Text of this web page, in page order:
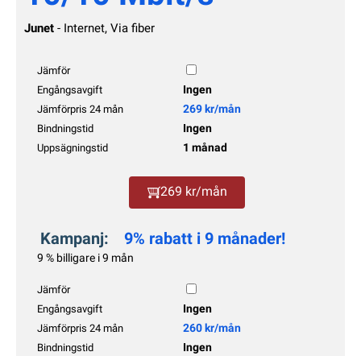
Junet - Internet, Via fiber
Jämför
Engångsavgift
Ingen
Jämförpris 24 mån 269 kr/mån
Bindningstid Ingen
Uppsägningstid 1 månad
269 kr/mån
Kampanj: 9% rabatt i 9 månader!
9 % billigare i 9 mån
Jämför
Engångsavgift
Ingen
Jämförpris 24 mån 260 kr/mån
Bindningstid Ingen